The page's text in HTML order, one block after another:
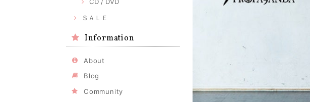
CD / DVD
ＳＡＬＥ
Information
About
Blog
Community